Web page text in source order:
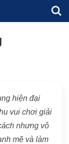
hiện đại
vui chơi giải
nhưng vô
mẽ và làm